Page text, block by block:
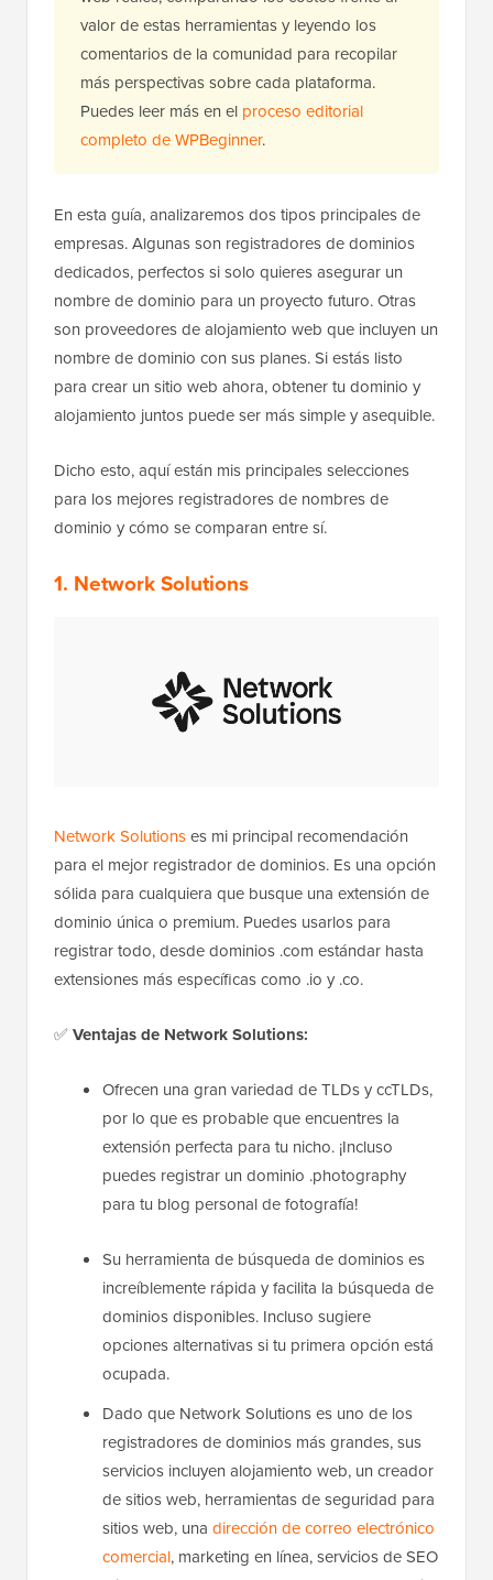
valor de estas herramientas y leyendo los
comentarios de la comunidad para recopilar
más perspectivas sobre cada plataforma.
Puedes leer más en el proceso editorial
completo de WPBeginner.
En esta guía, analizaremos dos tipos principales de
empresas. Algunas son registradores de dominios
dedicados, perfectos si solo quieres asegurar un
nombre de dominio para un proyecto futuro. Otras
son proveedores de alojamiento web que incluyen un
nombre de dominio con sus planes. Si estás listo
para crear un sitio web ahora, obtener tu dominio y
alojamiento juntos puede ser más simple y asequible.
Dicho esto, aquí están mis principales selecciones
para los mejores registradores de nombres de
dominio y cómo se comparan entre sí.
1. Network Solutions
Network Solutionses mi principal recomendación
para el mejor registrador de dominios. Es una opción
sólida para cualquiera que busque una extensión de
dominio única o premium. Puedes usarlos para
registrar todo, desde dominios .com estándar hasta
extensiones más específicas como .io y .co.
✅Ventajas de Network Solutions:
Ofrecen una gran variedad de TLDs y ccTLDs,
por lo que es probable que encuentres la
extensión perfecta para tu nicho. ¡Incluso
puedes registrar un dominio .photography
para tu blog personal de fotografía!
Su herramienta de búsqueda de dominios es
increíblemente rápida y facilita la búsqueda de
dominios disponibles. Incluso sugiere
opciones alternativas si tu primera opción está
ocupada.
Dado que Network Solutions es uno de los
registradores de dominios más grandes, sus
servicios incluyen alojamiento web, un creador
de sitios web, herramientas de seguridad para
sitios web, una dirección de correo electrónico
comercial, marketing en línea, servicios de SEO